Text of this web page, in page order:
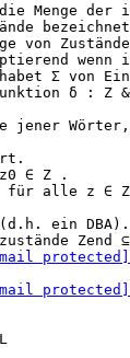
Menge der
von
Σ von
δ : Z
jener
z0 ∈ Z .
alle z ∈ Z
ein DBA).
Zend
protected]
protected]